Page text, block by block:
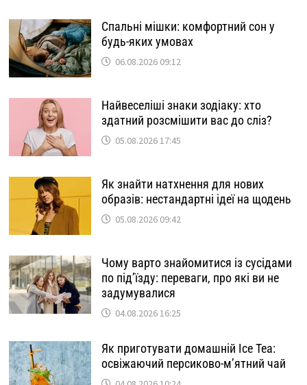
Спальні мішки: комфортний сон у
будь-яких умовах
06.08.2026 09:12
Найвеселіші знаки зодіаку: хто
здатний розсмішити вас до сліз?
05.08.2026 17:45
Як знайти натхнення для нових
образів: нестандартні ідеї на щодень
05.08.2026 09:42
Чому варто знайомитися із сусідами
по під’їзду: переваги, про які ви не
задумувалися
04.08.2026 16:25
Як приготувати домашній Ice Tea:
освіжаючий персиково-м’ятний чай